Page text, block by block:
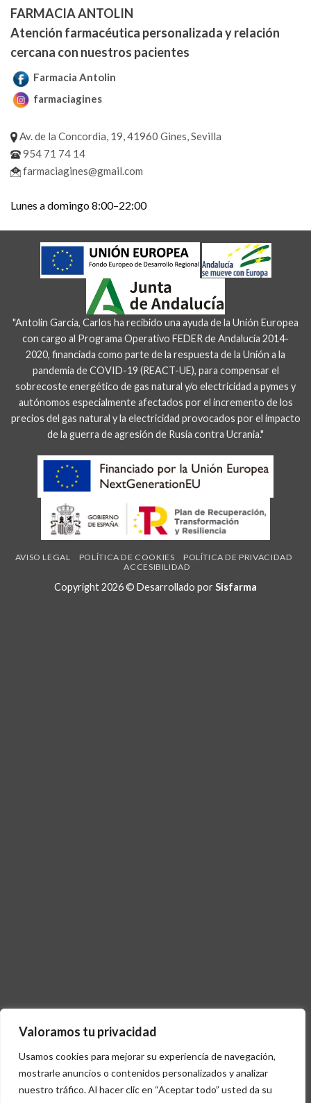
Valoramos tu privacidad
Usamos cookies para mejorar su experiencia de navegación,
mostrarle anuncios o contenidos personalizados y analizar
nuestro tráfico. Al hacer clic en “Aceptar todo” usted da su
FARMACIA ANTOLIN
Atención farmacéutica personalizada y relación
cercana con nuestros pacientes
Farmacia Antolin
farmaciagines
Av. de la Concordia, 19, 41960 Gines, Sevilla
954 71 74 14
farmaciagines@gmail.com
Lunes a domingo 8:00–22:00
"Antolin Garcia, Carlos ha recibido una ayuda de la Unión Europea
con cargo al Programa Operativo FEDER de Andalucía 2014-
2020, financiada como parte de la respuesta de la Unión a la
pandemia de COVID-19 (REACT-UE), para compensar el
sobrecoste energético de gas natural y/o electricidad a pymes y
autónomos especialmente afectados por el incremento de los
precios del gas natural y la electricidad provocados por el impacto
de la guerra de agresión de Rusia contra Ucrania."
AVISO LEGAL POLÍTICA DE COOKIES
POLÍTICA DE PRIVACIDAD
ACCESIBILIDAD
Copyright 2026 © Desarrollado por Sisfarma